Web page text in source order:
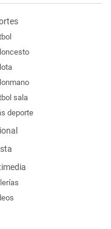
sala
deporte